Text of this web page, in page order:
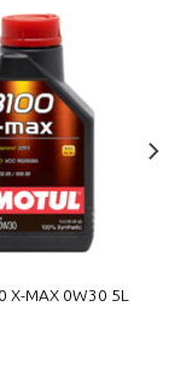
X-MAX 0W30 5L